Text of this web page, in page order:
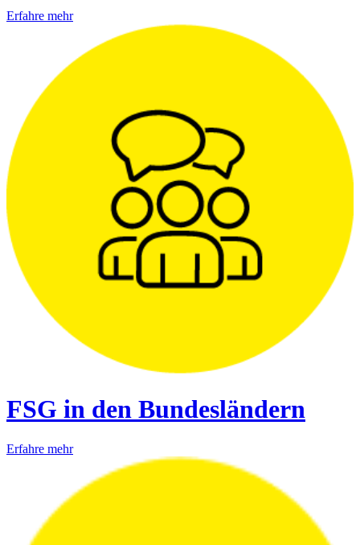
Erfahre mehr
FSG in den Bundesländern
Erfahre mehr